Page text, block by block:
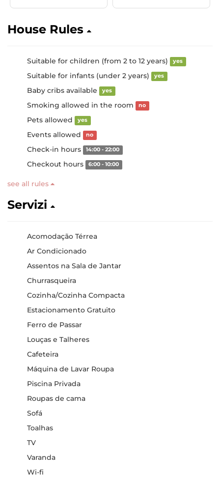
House Rules
Suitable for children (from 2 to 12 years) yes
Suitable for infants (under 2 years) yes
Baby cribs available yes
Smoking allowed in the room no
Pets allowed yes
Events allowed no
Check-in hours 14:00 - 22:00
Checkout hours 6:00 - 10:00
see all rules
Servizi
Acomodação Térrea
Ar Condicionado
Assentos na Sala de Jantar
Churrasqueira
Cozinha/Cozinha Compacta
Estacionamento Gratuito
Ferro de Passar
Louças e Talheres
Cafeteira
Máquina de Lavar Roupa
Piscina Privada
Roupas de cama
Sofá
Toalhas
TV
Varanda
Wi-fi